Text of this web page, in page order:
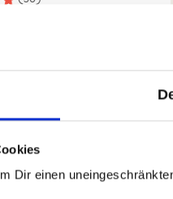
Dir einen
In den Warenkorb